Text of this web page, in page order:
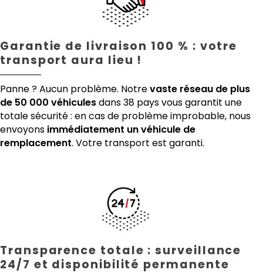
Garantie de livraison 100 % : votre
transport aura lieu !
Panne ? Aucun problème. Notrevaste réseau de plus
de 50 000 véhiculesdans 38 pays vous garantit une
totale sécurité : en cas de problème improbable, nous
envoyons immédiatement un véhicule de
remplacement. Votre transport est garanti.
Transparence totale : surveillance
24/7 et disponibilité permanente